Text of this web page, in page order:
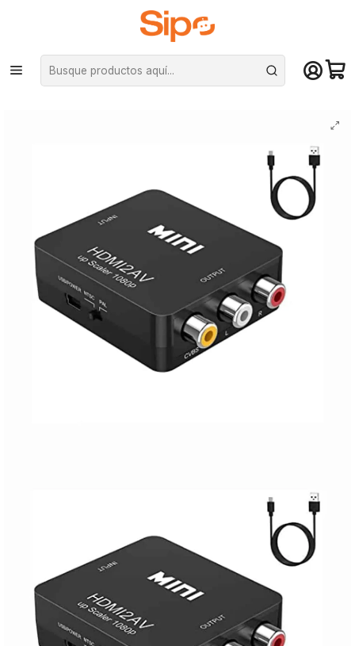
¡Compra hasta mediodía y recibe hoy! De lunes a sábado en el gran
Santiago. Envío gratis desde $29.990
Inicio Monitores Adaptadores de vídeo
Conversor HDMI a RCA / AV (hembra)